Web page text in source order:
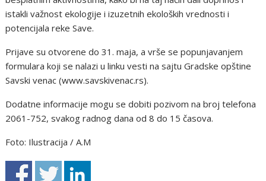
istakli važnost ekologije i izuzetnih ekoloških vrednosti i
potencijala reke Save.
Prijave su otvorene do 31. maja, a vrše se popunjavanjem
formulara koji se nalazi u linku vesti na sajtu Gradske opštine
Savski venac (www.savskivenac.rs).
Dodatne informacije mogu se dobiti pozivom na broj telefona
2061-752, svakog radnog dana od 8 do 15 časova.
Foto: Ilustracija / A.M